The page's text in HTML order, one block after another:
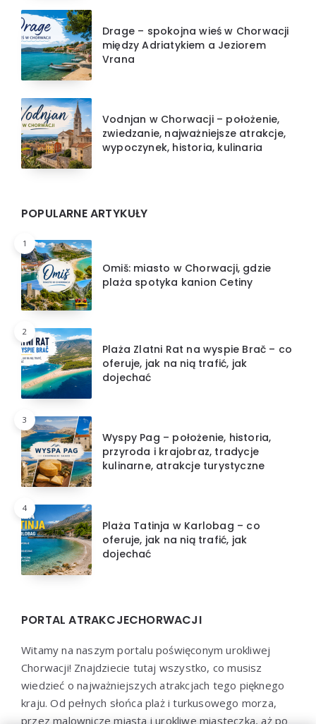
Drage – spokojna wieś w Chorwacji
między Adriatykiem a Jeziorem
Vrana
Vodnjan w Chorwacji – położenie,
zwiedzanie, najważniejsze atrakcje,
wypoczynek, historia, kulinaria
POPULARNE ARTYKUŁY
1
Omiš: miasto w Chorwacji, gdzie
plaża spotyka kanion Cetiny
2
Plaża Zlatni Rat na wyspie Brač – co
oferuje, jak na nią trafić, jak
dojechać
3
Wyspy Pag – położenie, historia,
przyroda i krajobraz, tradycje
kulinarne, atrakcje turystyczne
4
Plaża Tatinja w Karlobag – co
oferuje, jak na nią trafić, jak
dojechać
PORTAL ATRAKCJECHORWACJI
Witamy na naszym portalu poświęconym urokliwej
Chorwacji! Znajdziecie tutaj wszystko, co musisz
wiedzieć o najważniejszych atrakcjach tego pięknego
kraju. Od pełnych słońca plaż i turkusowego morza,
przez malownicze miasta i urokliwe miasteczka, aż po